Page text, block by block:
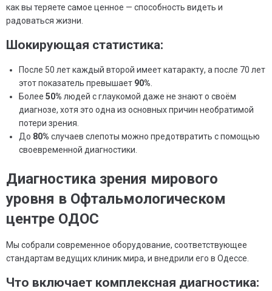
как вы теряете самое ценное — способность видеть и
радоваться жизни.
Шокирующая статистика:
После 50 лет каждый второй имеет катаракту, а после 70 лет
этот показатель превышает 90%.
Более 50% людей с глаукомой даже не знают о своём
диагнозе, хотя это одна из основных причин необратимой
потери зрения.
До 80% случаев слепоты можно предотвратить с помощью
своевременной диагностики.
Диагностика зрения мирового
уровня в Офтальмологическом
центре ОДОС
Мы собрали современное оборудование, соответствующее
стандартам ведущих клиник мира, и внедрили его в Одессе.
Что включает комплексная диагностика: